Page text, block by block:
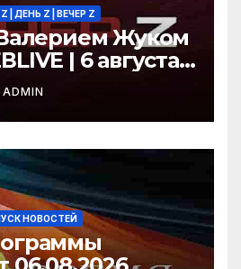
| ДЕНЬ Z | ВЕЧЕР Z
Жуком
| 6 августа
ADMIN
НОВОСТЕЙ